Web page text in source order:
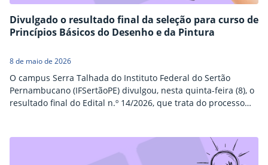
Divulgado o resultado final da seleção para curso de
Princípios Básicos do Desenho e da Pintura
8 de maio de 2026
O campus Serra Talhada do Instituto Federal do Sertão
Pernambucano (IFSertãoPE) divulgou, nesta quinta-feira (8), o
resultado final do Edital n.º 14/2026, que trata do processo
Cor”. Compartilhar conteúdo: Facebook Twitter LinkedIn